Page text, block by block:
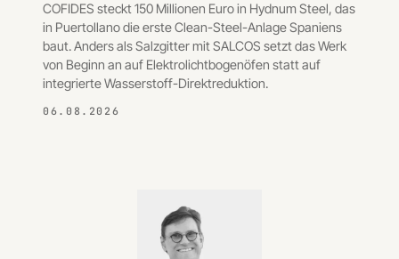
COFIDES steckt 150 Millionen Euro in Hydnum Steel, das
in Puertollano die erste Clean-Steel-Anlage Spaniens
baut. Anders als Salzgitter mit SALCOS setzt das Werk
von Beginn an auf Elektrolichtbogenöfen statt auf
integrierte Wasserstoff-Direktreduktion.
06.08.2026